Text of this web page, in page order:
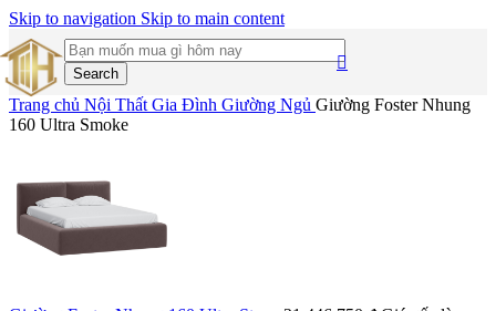
Skip to navigation Skip to main content
Search
Trang chủ Nội Thất Gia Đình Giường Ngủ Giường Foster Nhung
160 Ultra Smoke